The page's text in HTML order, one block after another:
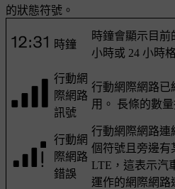
的狀態符號。
時鐘
時鐘會顯示目前
小時或 24 小時
行動網
際網路
訊號
行動網際網路已
用。 長條的數
行動網
際網路
錯誤
行動網際網路連
個符號且旁邊有
LTE，這表示汽
運作的網際網路